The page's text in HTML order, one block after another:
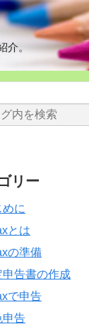
。
リー
めに
とは
の準備
申告書の作成
で申告
申告